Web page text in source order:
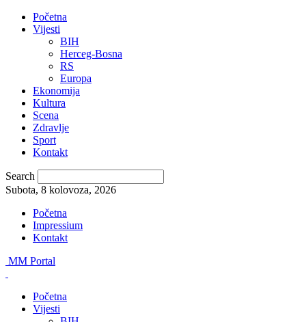
Početna
Vijesti
BIH
Herceg-Bosna
RS
Europa
Ekonomija
Kultura
Scena
Zdravlje
Sport
Kontakt
Search
Subota, 8 kolovoza, 2026
Početna
Impressium
Kontakt
MM Portal
Početna
Vijesti